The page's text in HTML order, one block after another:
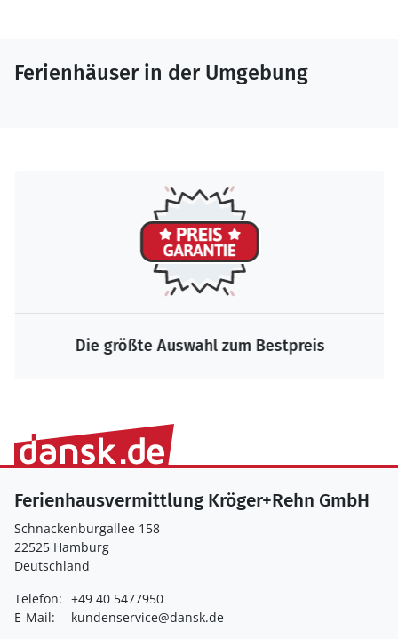
Ferienhäuser in der Umgebung
Die größte Auswahl zum Bestpreis
Ferienhausvermittlung Kröger+Rehn GmbH
Schnackenburgallee 158
22525 Hamburg
Deutschland
Telefon: +49 40 5477950
E-Mail:
kundenservice@dansk.de